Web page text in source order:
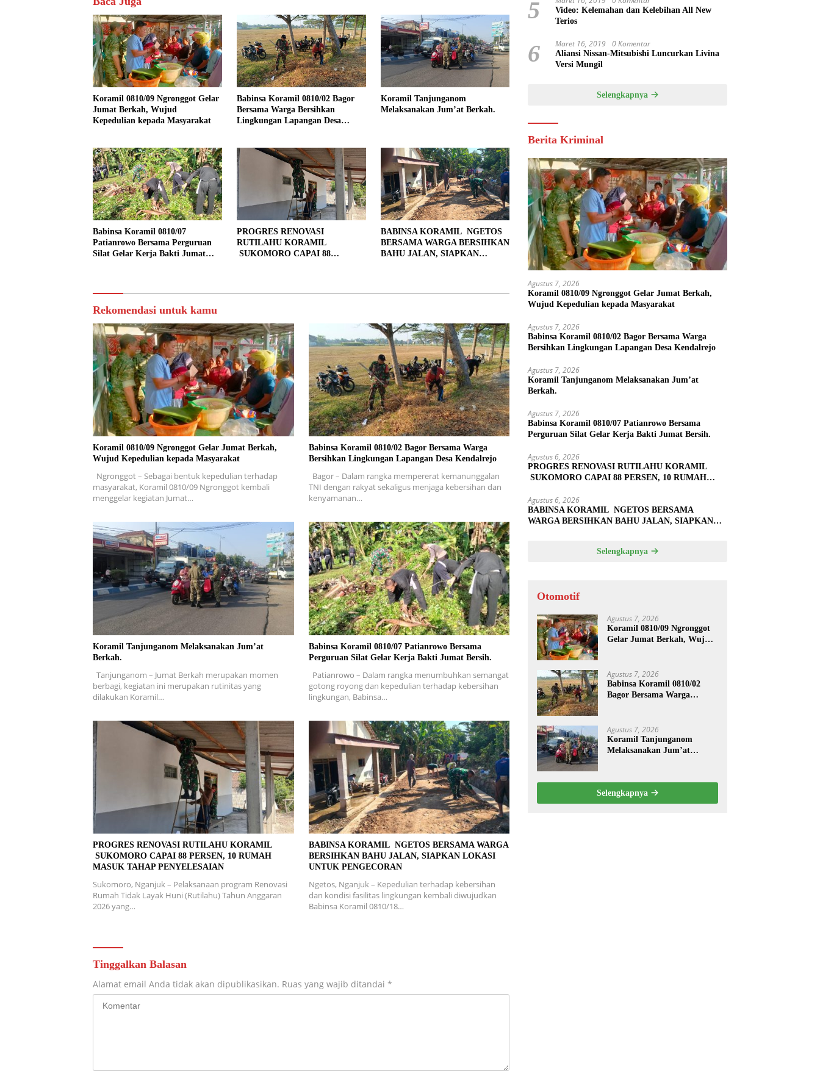
Koramil 0810/09 Ngronggot Gelar
Jumat Berkah, Wujud
Kepedulian kepada Masyarakat
Babinsa Koramil 0810/02 Bagor
Bersama Warga Bersihkan
Lingkungan Lapangan Desa
Koramil Tanjunganom
Melaksanakan Jum’at Berkah.
Babinsa Koramil 0810/07
Patianrowo Bersama Perguruan
Silat Gelar Kerja Bakti Jumat
PROGRES RENOVASI
RUTILAHU KORAMIL
SUKOMORO CAPAI 88
BABINSA KORAMIL NGETOS
BERSAMA WARGA BERSIHKAN
BAHU JALAN, SIAPKAN
Rekomendasi untuk kamu
Koramil 0810/09 Ngronggot Gelar Jumat Berkah,
Wujud Kepedulian kepada Masyarakat
Ngronggot – Sebagai bentuk kepedulian terhadap
masyarakat, Koramil 0810/09 Ngronggot kembali
menggelar kegiatan Jumat…
Babinsa Koramil 0810/02 Bagor Bersama Warga
Bersihkan Lingkungan Lapangan Desa Kendalrejo
Bagor – Dalam rangka mempererat kemanunggalan
TNI dengan rakyat sekaligus menjaga kebersihan dan
kenyamanan…
Koramil Tanjunganom Melaksanakan Jum’at
Berkah.
Tanjunganom – Jumat Berkah merupakan momen
berbagi, kegiatan ini merupakan rutinitas yang
dilakukan Koramil…
Babinsa Koramil 0810/07 Patianrowo Bersama
Perguruan Silat Gelar Kerja Bakti Jumat Bersih.
Patianrowo – Dalam rangka menumbuhkan semangat
gotong royong dan kepedulian terhadap kebersihan
lingkungan, Babinsa…
PROGRES RENOVASI RUTILAHU KORAMIL
SUKOMORO CAPAI 88 PERSEN, 10 RUMAH
MASUK TAHAP PENYELESAIAN
Sukomoro, Nganjuk – Pelaksanaan program Renovasi
Rumah Tidak Layak Huni (Rutilahu) Tahun Anggaran
2026 yang…
BABINSA KORAMIL NGETOS BERSAMA WARGA
BERSIHKAN BAHU JALAN, SIAPKAN LOKASI
UNTUK PENGECORAN
Ngetos, Nganjuk – Kepedulian terhadap kebersihan
dan kondisi fasilitas lingkungan kembali diwujudkan
Babinsa Koramil 0810/18…
Tinggalkan Balasan
Alamat email Anda tidak akan dipublikasikan. Ruas yang wajib ditandai *
5
Video: Kelemahan dan Kelebihan All New
Terios
6 Maret 16, 2019 0 Komentar
Aliansi Nissan-Mitsubishi Luncurkan Livina
Versi Mungil
Selengkapnya
Berita Kriminal
Agustus 7, 2026
Koramil 0810/09 Ngronggot Gelar Jumat Berkah,
Wujud Kepedulian kepada Masyarakat
Agustus 7, 2026
Babinsa Koramil 0810/02 Bagor Bersama Warga
Bersihkan Lingkungan Lapangan Desa Kendalrejo
Agustus 7, 2026
Koramil Tanjunganom Melaksanakan Jum’at
Berkah.
Agustus 7, 2026
Babinsa Koramil 0810/07 Patianrowo Bersama
Perguruan Silat Gelar Kerja Bakti Jumat Bersih.
Agustus 6, 2026
PROGRES RENOVASI RUTILAHU KORAMIL
SUKOMORO CAPAI 88 PERSEN, 10 RUMAH
Agustus 6, 2026
BABINSA KORAMIL NGETOS BERSAMA
WARGA BERSIHKAN BAHU JALAN, SIAPKAN
Selengkapnya
Otomotif
Agustus 7, 2026
Koramil 0810/09 Ngronggot
Gelar Jumat Berkah, Wujud
Agustus 7, 2026
Babinsa Koramil 0810/02
Bagor Bersama Warga
Agustus 7, 2026
Koramil Tanjunganom
Melaksanakan Jum’at
Selengkapnya